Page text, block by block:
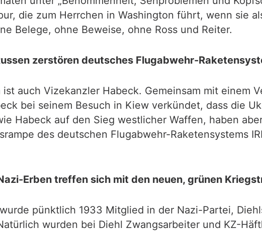
die zum Herrchen in Washington führt, wenn sie
Belege, ohne Beweise, ohne Ross und Reiter.
zerstören deutsches Flugabwehr-
auch Vizekanzler Habeck. Gemeinsam mit einem
bei seinem Besuch in Kiew verkündet, dass die
Habeck auf den Sieg westlicher Waffen, haben
des deutschen Flugabwehr-Raketensystems
Erben treffen sich mit den neuen, grünen
pünktlich 1933 Mitglied in der Nazi-Partei,
wurden bei Diehl Zwangsarbeiter und KZ-